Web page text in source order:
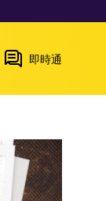
即時通